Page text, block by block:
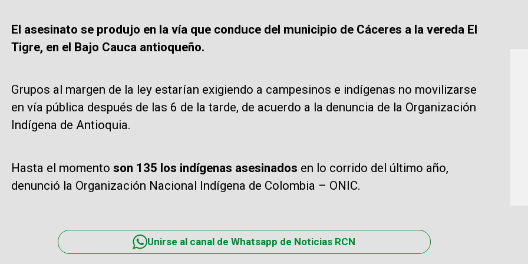
El asesinato se produjo en la vía que conduce del municipio de Cáceres a la vereda El
Tigre, en el Bajo Cauca antioqueño.
Grupos al margen de la ley estarían exigiendo a campesinos e indígenas no movilizarse
en vía pública después de las 6 de la tarde, de acuerdo a la denuncia de la Organización
Indígena de Antioquia.
Hasta el momento son 135 los indígenas asesinados en lo corrido del último año,
denunció la Organización Nacional Indígena de Colombia – ONIC.
Unirse al canal de Whatsapp de Noticias RCN